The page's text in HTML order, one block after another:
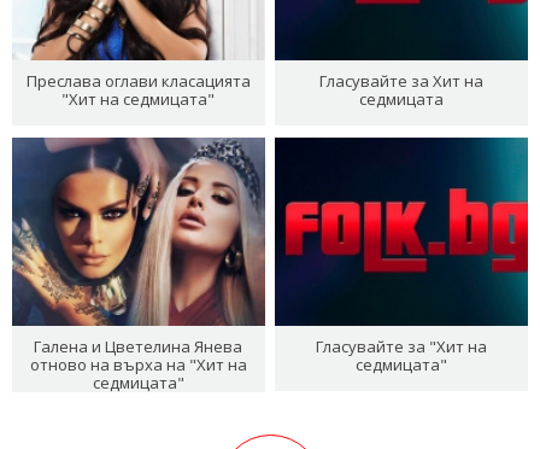
Преслава оглави класацията
"Хит на седмицата"
Гласувайте за Хит на
седмицата
Галена и Цветелина Янева
отново на върха на "Хит на
седмицата"
Гласувайте за "Хит на
седмицата"